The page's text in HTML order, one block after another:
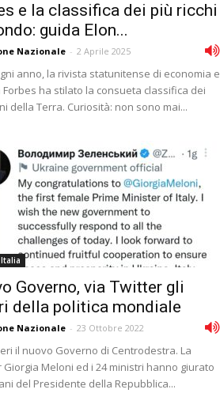
e la classifica dei più ricchi
guida Elon...
Nazionale - 2 Aprile 2025
anno, la rivista statunitense di economia e
ha stilato la consueta classifica dei
della Terra. Curiosità: non sono mai...
Governo, via Twitter gli
della politica mondiale
Nazionale - 23 Ottobre 2022
ieri il nuovo Governo di Centrodestra. La
Giorgia Meloni ed i 24 ministri hanno giurato
del Presidente della Repubblica...